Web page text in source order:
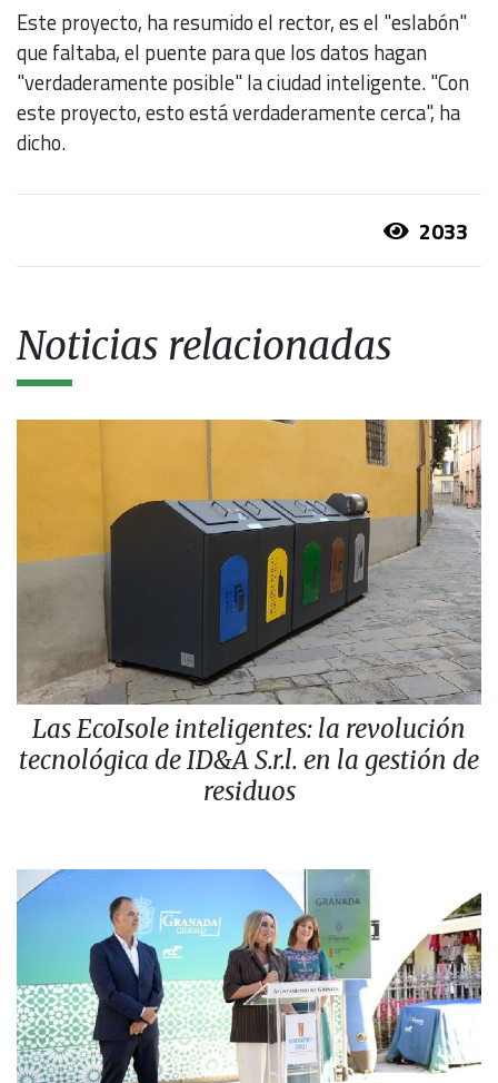
Este proyecto, ha resumido el rector, es el "eslabón"
que faltaba, el puente para que los datos hagan
"verdaderamente posible" la ciudad inteligente. "Con
este proyecto, esto está verdaderamente cerca", ha
dicho.
2033
Noticias relacionadas
Las EcoIsole inteligentes: la revolución
tecnológica de ID&A S.r.l. en la gestión de
residuos